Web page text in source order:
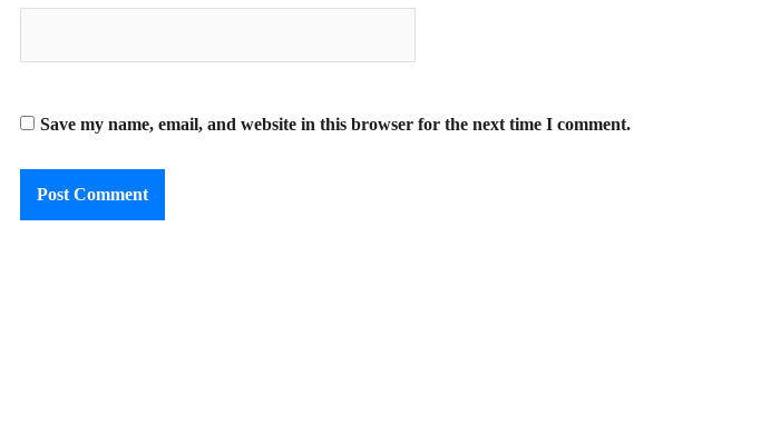
Save my name, email, and website in this browser for the next time I comment.